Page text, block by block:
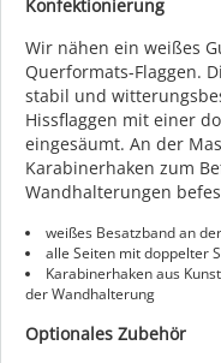
Konfektionierung
Wir nähen ein weißes
Querformats-Flaggen.
stabil und
Hissflaggen mit einer
eingesäumt. An der
Karabinerhaken zum
Wandhalterungen
weißes Besatzband an
alle Seiten mit doppelter
Karabinerhaken aus
der Wandhalterung
Optionales Zubehör